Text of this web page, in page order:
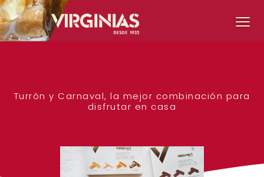
Turrón y Carnaval, la mejor combinación para
disfrutar en casa